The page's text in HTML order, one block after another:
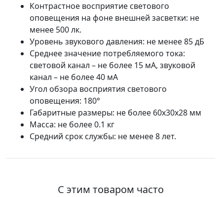
Контрастное восприятие светового
оповещения на фоне внешней засветки: не
менее 500 лк.
Уровень звукового давления: не менее 85 дБ
Среднее значение потребляемого тока:
световой канал – не более 15 мА, звуковой
канал – не более 40 мА
Угол обзора восприятия светового
оповещения: 180°
Габаритные размеры: не более 60х30х28 мм
Масса: не более 0.1 кг
Средний срок службы: не менее 8 лет.
С этим товаром часто